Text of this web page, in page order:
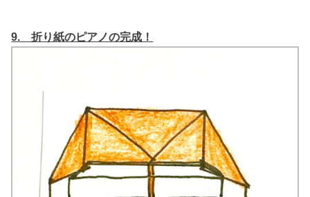
9. 折り紙のピアノの完成！